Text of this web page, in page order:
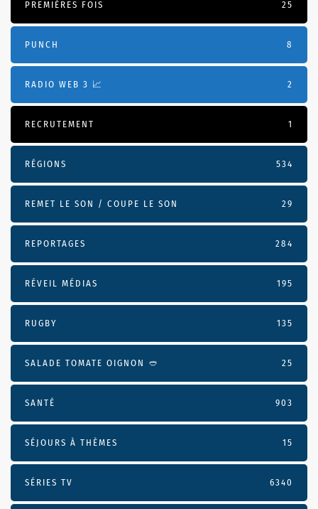
PREMIÈRES FOIS 25
PUNCH 8
RADIO WEB 3 📈 2
RECRUTEMENT 1
RÉGIONS 534
REMET LE SON / COUPE LE SON 29
REPORTAGES 284
RÉVEIL MÉDIAS 195
RUGBY 135
SALADE TOMATE OIGNON 🥙 25
SANTÉ 903
SÉJOURS À THÈMES 15
SÉRIES TV 6340